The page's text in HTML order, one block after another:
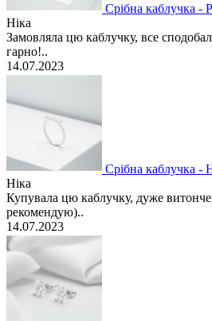
Срібна каблучка -
Ніка
Замовляла цю каблучку, все
гарно!..
14.07.2023
Срібна каблучка -
Ніка
Купувала цю каблучку, дуже
рекомендую)..
14.07.2023